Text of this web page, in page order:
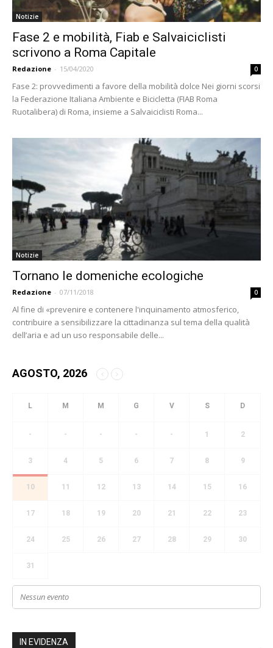
Notizie
Fase 2 e mobilità, Fiab e Salvaiciclisti
scrivono a Roma Capitale
Redazione - 15/04/2020 0
Fase 2: provvedimenti a favore della mobilità dolce Nei giorni scorsi
la Federazione Italiana Ambiente e Bicicletta (FIAB Roma
Ruotalibera) di Roma, insieme a Salvaiciclisti Roma...
Notizie
Tornano le domeniche ecologiche
Redazione - 07/11/2018 0
Al fine di «prevenire e contenere l'inquinamento atmosferico,
contribuire a sensibilizzare la cittadinanza sul tema della qualità
dell’aria e ad un uso responsabile delle...
AGOSTO, 2026
- - - - - 1 2
3 4 5 6 7 8 9
10 11 12 13 14 15 16
17 18 19 20 21 22 23
24 25 26 27 28 29 30
31
Nessun evento
IN EVIDENZA